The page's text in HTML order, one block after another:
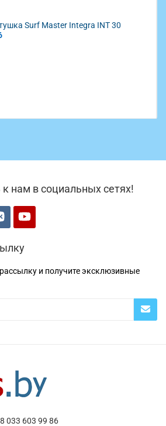
Surf Master Integra INT 30
нам в социальных сетях!
и получите эксклюзивные
8 033 603 99 86